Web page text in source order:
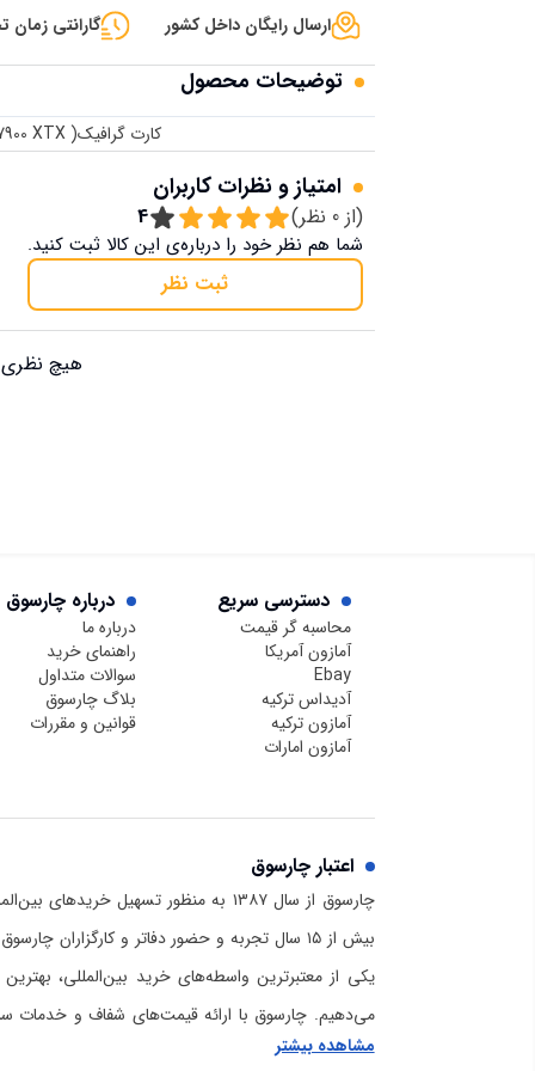
ارسال رایگان داخل کشور گارانتی زمان
توضیحات محصول
کارت گرافیک( PowerColor Red Devil AMD Radeon RX (7900 XTX.
امتیاز و نظرات کاربران
(از0 نظر) 4
شما هم نظر خود را درباره‌ی این کالا ثبت کنید.
ثبت نظر
هیچ نظری
دسترسی سریع
محاسبه گر قیمت
آمازون آمریکا
Ebay
آدیداس ترکیه
آمازون ترکیه
آمازون امارات
درباره چارسوق
درباره ما
راهنمای خرید
سوالات متداول
بلاگ چارسوق
قوانین و مقررات
اعتبار چارسوق
چارسوق از سال ۱۳۸۷ به منظور تسهیل
بیش از ۱۵ سال تجربه و حضور دفاتر و کارگزاران
یکی از معتبرترین واسطه‌های خرید بین‌المللی،
می‌دهیم. چارسوق با ارائه قیمت‌های شفاف و خدمات
برای خرید از آمازون و دیگر سایت‌های خارجی است.
مشاهده بیشتر